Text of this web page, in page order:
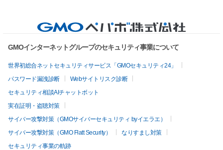
GMOインターネットグループのセキュリティ事業について
世界初総合ネットセキュリティサービス「GMOセキュリティ24」
パスワード漏洩診断
Webサイトリスク診断
セキュリティ相談AIチャットボット
実在証明・盗聴対策
サイバー攻撃対策（GMOサイバーセキュリティ byイエラエ）
サイバー攻撃対策（GMO Flatt Security）
なりすまし対策
セキュリティ事業の軌跡